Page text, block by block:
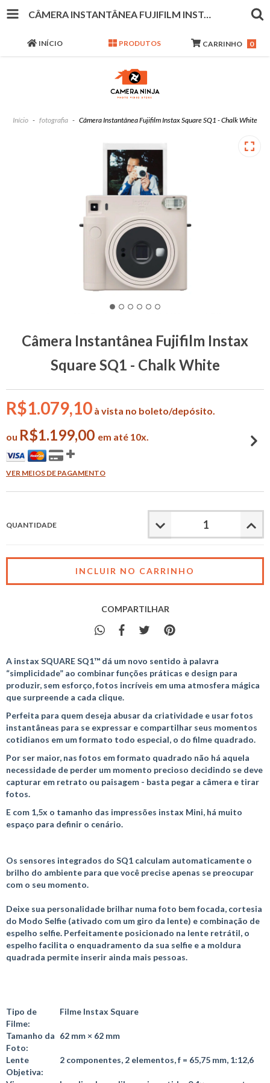
CÂMERA INSTANTÂNEA FUJIFILM INSTAX SQUARE SQ1 - CHALK WHITE
INÍCIO PRODUTOS CARRINHO 0
Início - fotografia - Câmera Instantânea Fujifilm Instax Square SQ1 - Chalk White
Câmera Instantânea Fujifilm Instax
Square SQ1 - Chalk White
R$1.079,10 à vista no boleto/depósito.
ou R$1.199,00 em até 10x.
VER MEIOS DE PAGAMENTO
QUANTIDADE
COMPARTILHAR
A instax SQUARE SQ1™ dá um novo sentido à palavra
“simplicidade” ao combinar funções práticas e design para
produzir, sem esforço, fotos incríveis em uma atmosfera mágica
que surpreende a cada clique.
Perfeita para quem deseja abusar da criatividade e usar fotos
instantâneas para se expressar e compartilhar seus momentos
cotidianos em um formato todo especial, o do filme quadrado.
Por ser maior, nas fotos em formato quadrado não há aquela
necessidade de perder um momento precioso decidindo se deve
capturar em retrato ou paisagem - basta pegar a câmera e tirar
fotos.
E com 1,5x o tamanho das impressões instax Mini, há muito
espaço para definir o cenário.
Os sensores integrados do SQ1 calculam automaticamente o
brilho do ambiente para que você precise apenas se preocupar
com o seu momento.
Deixe sua personalidade brilhar numa foto bem focada, cortesia
do Modo Selfie (ativado com um giro da lente) e combinação de
espelho selfie. Perfeitamente posicionado na lente retrátil, o
espelho facilita o enquadramento da sua selfie e a moldura
quadrada permite inserir ainda mais pessoas.
Tipo de
Filme:
Filme Instax Square
Tamanho da
Foto:
62 mm × 62 mm
Lente
Objetiva:
2 componentes, 2 elementos, f = 65,75 mm, 1:12,6